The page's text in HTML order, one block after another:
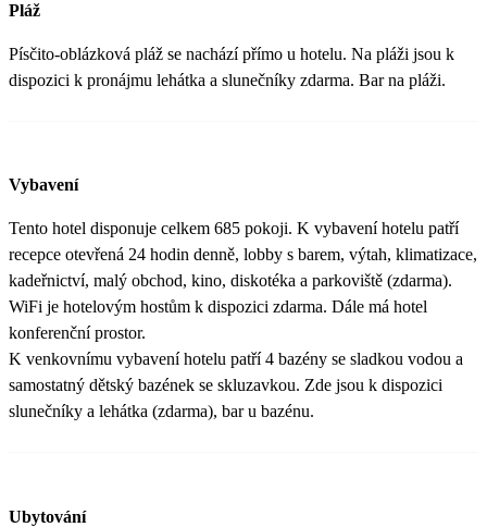
Pláž
Písčito-oblázková pláž se nachází přímo u hotelu. Na pláži jsou k
dispozici k pronájmu lehátka a slunečníky zdarma. Bar na pláži.
Vybavení
Tento hotel disponuje celkem 685 pokoji. K vybavení hotelu patří
recepce otevřená 24 hodin denně, lobby s barem, výtah, klimatizace,
kadeřnictví, malý obchod, kino, diskotéka a parkoviště (zdarma).
WiFi je hotelovým hostům k dispozici zdarma. Dále má hotel
konferenční prostor.
K venkovnímu vybavení hotelu patří 4 bazény se sladkou vodou a
samostatný dětský bazének se skluzavkou. Zde jsou k dispozici
slunečníky a lehátka (zdarma), bar u bazénu.
Ubytování